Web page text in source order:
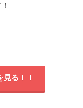
る！！